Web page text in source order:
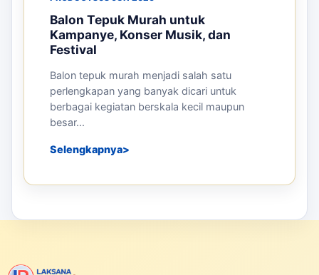
Balon Tepuk Murah untuk
Kampanye, Konser Musik, dan
Festival
Balon tepuk murah menjadi salah satu
perlengkapan yang banyak dicari untuk
berbagai kegiatan berskala kecil maupun
besar...
Selengkapnya